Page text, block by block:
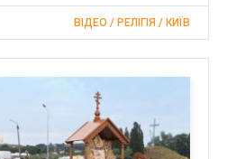
ВІДЕО / РЕЛІГІЯ / КИЇВ